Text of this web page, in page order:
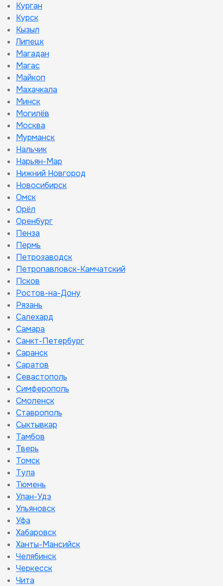
Курган
Курск
Кызыл
Липецк
Магадан
Магас
Майкоп
Махачкала
Минск
Могилёв
Москва
Мурманск
Нальчик
Нарьян-Мар
Нижний Новгород
Новосибирск
Омск
Орёл
Оренбург
Пенза
Пермь
Петрозаводск
Петропавловск-Камчатский
Псков
Ростов-на-Дону
Рязань
Салехард
Самара
Санкт-Петербург
Саранск
Саратов
Севастополь
Симферополь
Смоленск
Ставрополь
Сыктывкар
Тамбов
Тверь
Томск
Тула
Тюмень
Улан-Удэ
Ульяновск
Уфа
Хабаровск
Ханты-Мансийск
Челябинск
Черкесск
Чита